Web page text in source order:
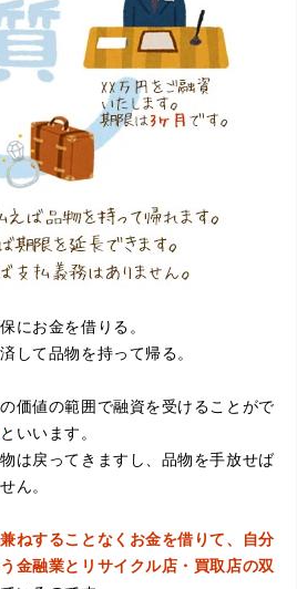
さんは初めてて不安でしたが、他
ていた以上の金額で大満足です。
しい話し方の対応でとても良かっ
時からとても感じが良くて来店
ました。ありがとうございまし
にお金を借りる。
して品物を持って帰る。
価値の範囲で融資を受けることがで
といいます。
は戻ってきますし、品物を手放せば
ん。
兼ねすることなくお金を借りて、自分
金融業とリサイクル店・買取店の双